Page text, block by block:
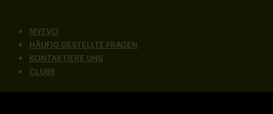
MYEVO
HÄUFIG GESTELLTE FRAGEN
KONTAKTIERE UNS
CLUBS